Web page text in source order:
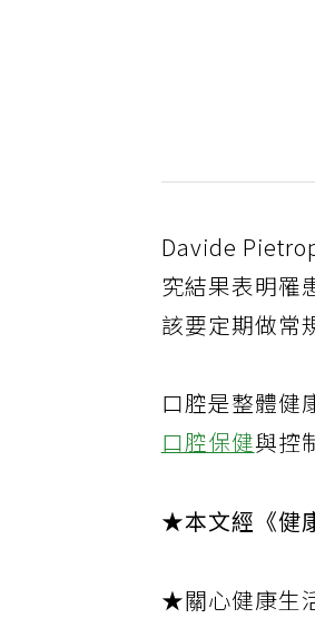
Davide
究結果表明罹
該要定期做常
口腔是整體健
口腔保健與控
★本文經《健
★關心健康生